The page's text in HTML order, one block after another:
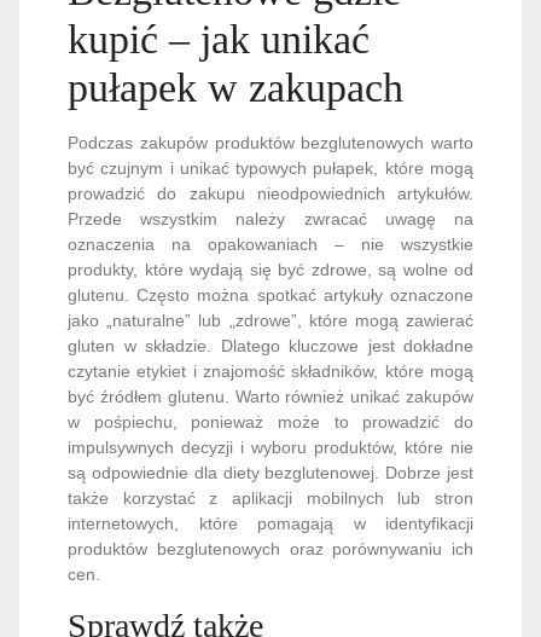
kupić – jak unikać
pułapek w zakupach
Podczas zakupów produktów bezglutenowych warto
być czujnym i unikać typowych pułapek, które mogą
prowadzić do zakupu nieodpowiednich artykułów.
Przede wszystkim należy zwracać uwagę na
oznaczenia na opakowaniach – nie wszystkie
produkty, które wydają się być zdrowe, są wolne od
glutenu. Często można spotkać artykuły oznaczone
jako „naturalne” lub „zdrowe”, które mogą zawierać
gluten w składzie. Dlatego kluczowe jest dokładne
czytanie etykiet i znajomość składników, które mogą
być źródłem glutenu. Warto również unikać zakupów
w pośpiechu, ponieważ może to prowadzić do
impulsywnych decyzji i wyboru produktów, które nie
są odpowiednie dla diety bezglutenowej. Dobrze jest
także korzystać z aplikacji mobilnych lub stron
internetowych, które pomagają w identyfikacji
produktów bezglutenowych oraz porównywaniu ich
cen.
Sprawdź także